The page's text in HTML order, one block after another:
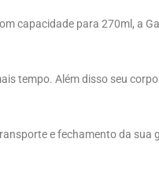
capacidade para 270ml, a
tempo. Além disso seu
e fechamento da sua